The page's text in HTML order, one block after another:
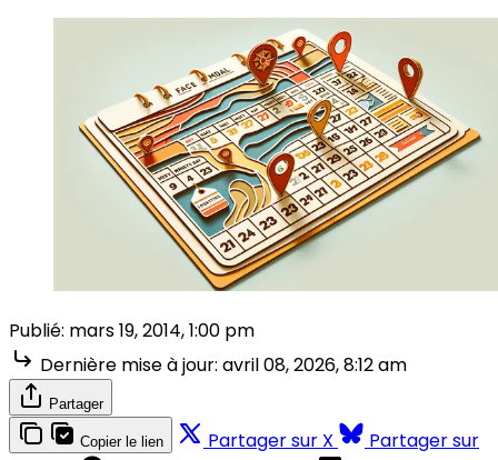
Publié: mars 19, 2014, 1:00 pm
Dernière mise à jour: avril 08, 2026, 8:12 am
Partager
Copier le lien Partager sur X
Partager sur